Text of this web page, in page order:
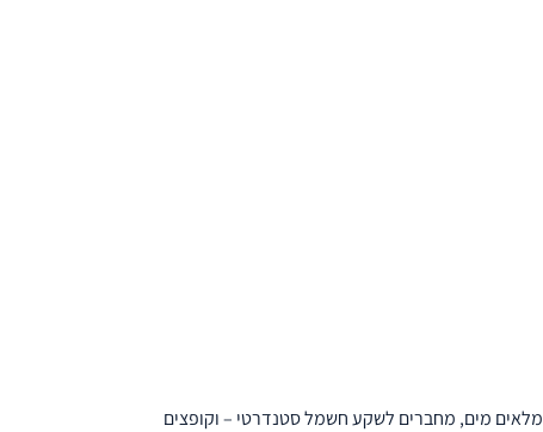
מים, מחברים לשקע חשמל סטנדרטי – וקופצים